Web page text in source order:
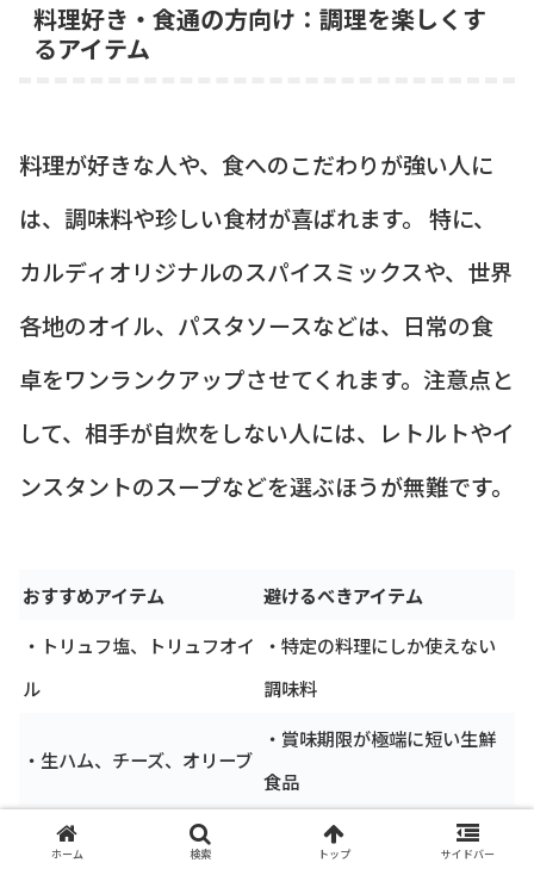
料理好き・食通の方向け：調理を楽しくす
るアイテム
料理が好きな人や、食へのこだわりが強い人に
は、調味料や珍しい食材が喜ばれます。 特に、
カルディオリジナルのスパイスミックスや、世界
各地のオイル、パスタソースなどは、日常の食
卓をワンランクアップさせてくれます。注意点と
して、相手が自炊をしない人には、レトルトやイ
ンスタントのスープなどを選ぶほうが無難です。
おすすめアイテム
避けるべきアイテム
・トリュフ塩、トリュフオイ
ル
・特定の料理にしか使えない
調味料
・生ハム、チーズ、オリーブ
・賞味期限が極端に短い生鮮
食品
・レモンチキンカレーなどの
・専門的な調理器具（ドリッ
ホーム 検索 トップ サイドバー